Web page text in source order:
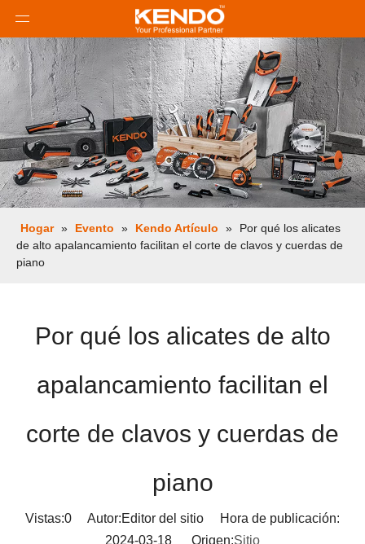
Hogar » Evento » Kendo Artículo »
Por qué los alicates
de alto apalancamiento facilitan el corte de clavos y cuerdas de
piano
Por qué los alicates de alto
apalancamiento facilitan el
corte de clavos y cuerdas de
piano
Vistas:0 Autor:Editor del sitio Hora de publicación:
2024-03-18 Origen:Sitio